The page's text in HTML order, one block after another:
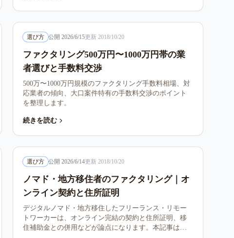
選び方 公開 2026/6/15更新 2018/10/20
ファクタリング500万円〜1000万円帯の業
者選びと手数料交渉
500万〜1000万円規模のファクタリング手数料相場、対
応業者の傾向、大口案件特有の手数料交渉のポイント
を整理します。
続きを読む
選び方 公開 2026/6/14更新 2018/10/20
ノマド・地方移住者のファクタリング｜オ
ンライン契約と住所証明
デジタルノマド・地方移住したフリーランス・リモー
トワーカーは、オンライン完結の契約と住所証明、移
住補助金との併用などが論点になります。本記事は移